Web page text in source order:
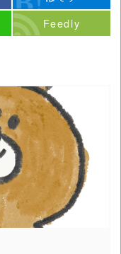
Feedly